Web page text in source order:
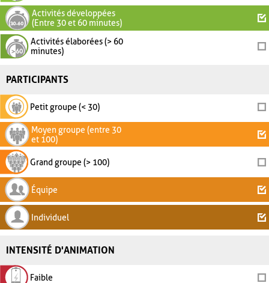
Activités développées
(Entre 30 et 60 minutes)
Activités élaborées (> 60
minutes)
PARTICIPANTS
Petit groupe (< 30)
Moyen groupe (entre 30
et 100)
Grand groupe (> 100)
Équipe
Individuel
INTENSITÉ D'ANIMATION
Faible